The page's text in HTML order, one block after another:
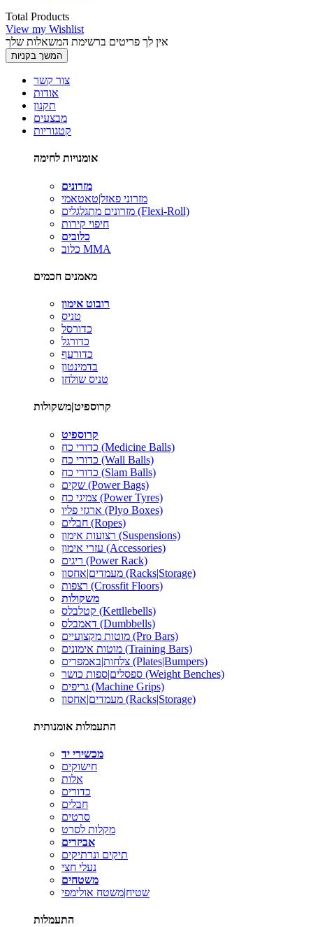
Total Products
View my Wishlist
אין לך פריטים ברשימת המשאלות שלך
המשך בקניות
צור קשר
אודות
תקנון
מבצעים
קטגוריות
אומנויות לחימה
מזרונים
מזרוני פאזל|טאטאמי
מזרונים מתגלגלים (Flexi-Roll)
חיפוי קירות
כלובים
כלוב MMA
מאמנים חכמים
רובוט אימון
טניס
כדורסל
כדורגל
כדורעף
בדמינטון
טניס שולחן
קרוספיט|משקולות
קרוספיט
כדורי כח (Medicine Balls)
כדורי כח (Wall Balls)
כדורי כח (Slam Balls)
שקים (Power Bags)
צמיגי כח (Power Tyres)
ארגזי פליו (Plyo Boxes)
חבלים (Ropes)
רצועות אימון (Suspensions)
עזרי אימון (Accessories)
ריגים (Power Rack)
מעמדים|אחסון (Racks|Storage)
רצפות (Crossfit Floors)
משקולות
קטלבלס (Kettllebells)
דאמבלס (Dumbbells)
מוטות מקצועיים (Pro Bars)
מוטות אימונים (Training Bars)
צלחות|באמפרים (Plates|Bumpers)
ספסלים|ספות כושר (Weight Benches)
גריפים (Machine Grips)
מעמדים|אחסון (Racks|Storage)
התעמלות אומנותית
מכשירי יד
חישוקים
אלות
כדורים
חבלים
סרטים
מקלות לסרט
אביזרים
תיקים ונרתיקים
נעלי חצי
משטחים
שטיח|משטח אולימפי
התעמלות